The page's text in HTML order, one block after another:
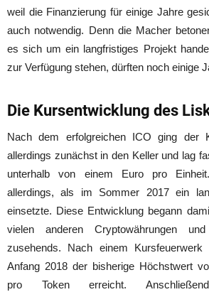
weil die Finanzierung für einige Jahre
auch notwendig. Denn die Macher
es sich um ein langfristiges Projekt
zur Verfügung stehen, dürften noch einige
Die Kursentwicklung des
Nach dem erfolgreichen ICO ging der
allerdings zunächst in den Keller und lag
unterhalb von einem Euro pro
allerdings, als im Sommer 2017 ein
einsetzte. Diese Entwicklung begann
vielen anderen Cryptowährungen
zusehends. Nach einem
Anfang 2018 der bisherige Höchstwert
pro Token erreicht.